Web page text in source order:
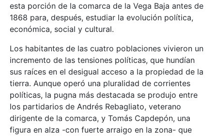
esta porción de la comarca de la Vega Baja antes de
1868 para, después, estudiar la evolución política,
económica, social y cultural.
Los habitantes de las cuatro poblaciones vivieron un
incremento de las tensiones políticas, que hundían
sus raíces en el desigual acceso a la propiedad de la
tierra. Aunque operó una pluralidad de corrientes
políticas, la pugna más destacada se produjo entre
los partidarios de Andrés Rebagliato, veterano
dirigente de la comarca, y Tomás Capdepón, una
figura en alza -con fuerte arraigo en la zona- que